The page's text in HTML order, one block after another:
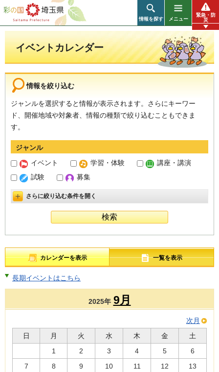
彩の国 埼玉県
情報を探す メニュー
緊急・防
災
イベントカレンダー
情報を絞り込む
ジャンルを選択すると情報が表示されます。さらにキーワー
ド、開催地域や対象者、情報の種類で絞り込むこともできま
す。
ジャンル
イベント
学習・体験
講座・講演
試験
募集
詳細設定を開く
さらに絞り込む条件を開く
カレンダーを表示 一覧を表示
長期イベントはこちら
2025年 9月
次月
日
月 火 水 木 金
土
1
2 3 4 5
6
7
8 9 10 11 12
13